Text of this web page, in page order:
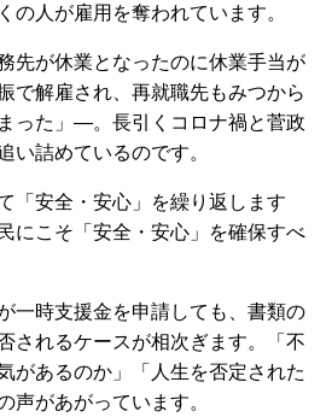
の人が雇用を奪われています。
先が休業となったのに休業手当が
で解雇され、再就職先もみつから
った」―。長引くコロナ禍と菅政
い詰めているのです。
「安全・安心」を繰り返します
にこそ「安全・安心」を確保すべ
一時支援金を申請しても、書類の
されるケースが相次ぎます。「不
があるのか」「人生を否定された
声があがっています。